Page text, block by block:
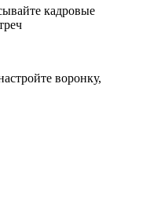
кадровые
воронку,